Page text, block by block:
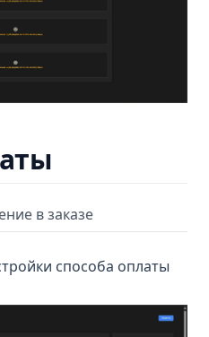
в заказе
способа оплаты